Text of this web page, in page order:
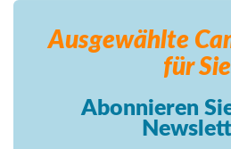
Ausgewählte
für
Abonnieren